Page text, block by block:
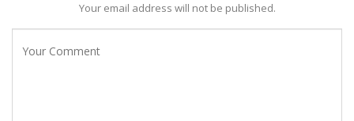
Your email address will not be published.